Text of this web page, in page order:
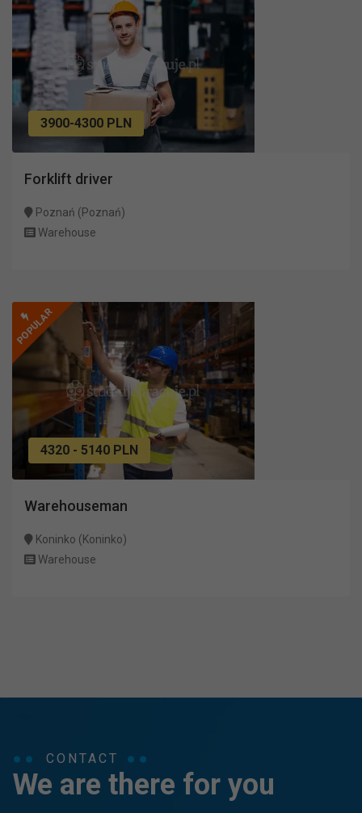
3900-4300 PLN
Forklift driver
Poznań (Poznań)
Warehouse
POPULAR
4320 - 5140 PLN
Warehouseman
Koninko (Koninko)
Warehouse
CONTACT
We are there for you